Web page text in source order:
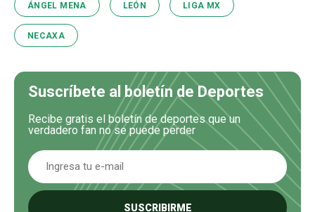
ÁNGEL MENA LEÓN LIGA MX
NECAXA
Suscríbete al boletín de Deportes
Recibe gratis el boletín de deportes que un
verdadero fan no se puede perder
SUSCRIBIRME